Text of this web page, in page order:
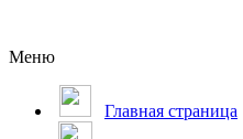
Меню
Главная страница